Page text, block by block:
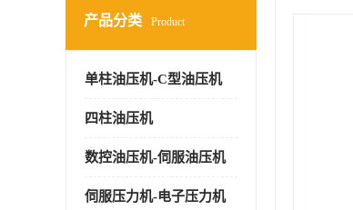
产品分类 Product
单柱油压机-C型油压机
四柱油压机
数控油压机-伺服油压机
伺服压力机-电子压力机